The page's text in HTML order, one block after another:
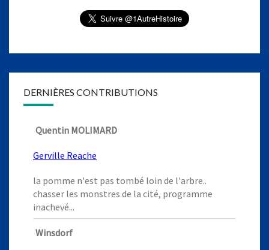
DERNIÈRES CONTRIBUTIONS
Quentin MOLIMARD
Gerville Reache
la pomme n'est pas tombé loin de l'arbre..
chasser les monstres de la cité, programme
inachevé...
Winsdorf